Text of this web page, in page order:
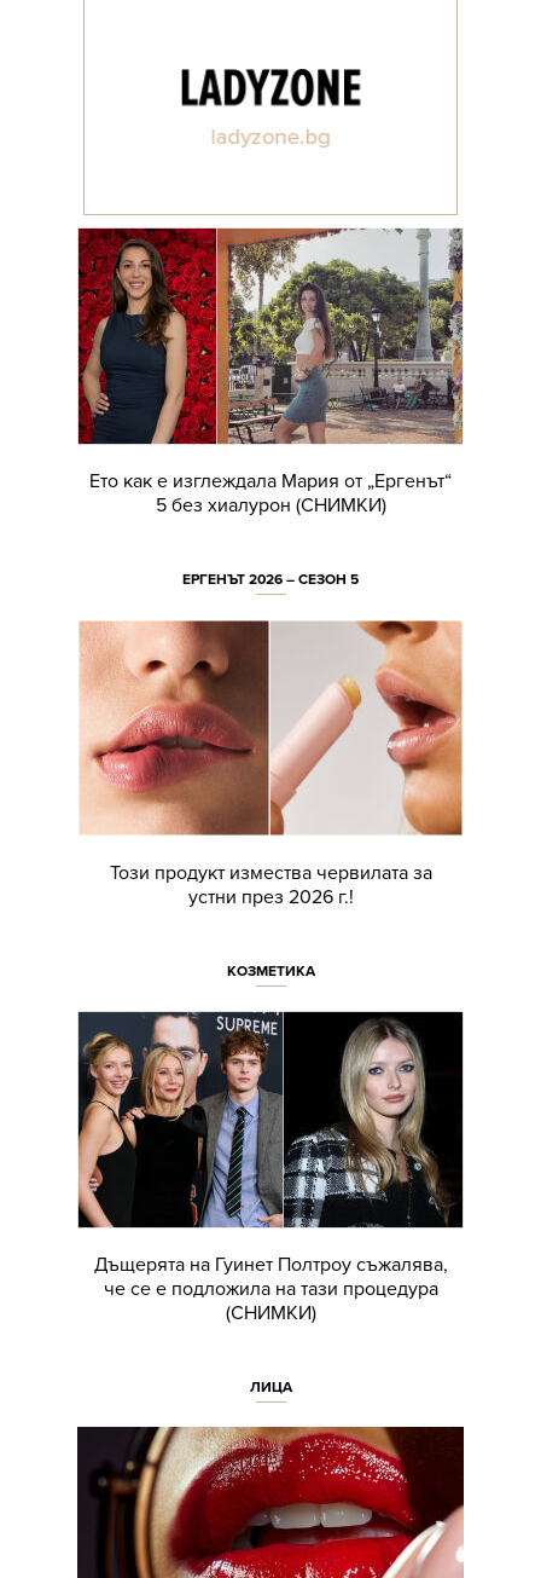
Ето как е изглеждала Мария от „Ергенът“
5 без хиалурон (СНИМКИ)
ЕРГЕНЪТ 2026 – СЕЗОН 5
Този продукт измества червилата за
устни през 2026 г.!
КОЗМЕТИКА
Дъщерята на Гуинет Полтроу съжалява,
че се е подложила на тази процедура
(СНИМКИ)
ЛИЦА